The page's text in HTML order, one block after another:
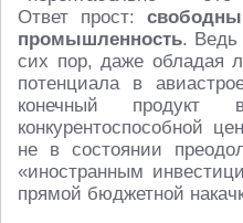
Ответ прост:
промышленность. Ведь
сих пор, даже обладая
потенциала в
конечный продукт
конкурентоспособной
не в состоянии
«иностранным
прямой бюджетной